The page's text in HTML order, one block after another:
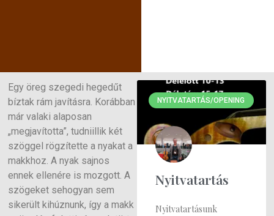
Egy öreg szegedi hegedűt
bíztak rám javításra. Korábban
már valaki alaposan
„megjavította”, tudniillik két
szöggel rögzítette a nyakat a
makkhoz. A nyak sajnos
ennek ellenére is mozgott. A
szögeket sehogyan sem
sikerült kihúznunk, így a makk
NYITVATARTÁS/OPENING
Nyitvatartás
Nyitvatartásunk